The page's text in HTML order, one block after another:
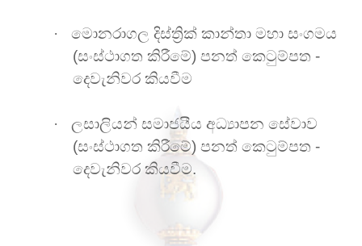
·
මොනරාගල දිස්ත්‍රික් කාන්තා මහා සංගමය
(සංස්ථාගත කිරීමේ) පනත් කෙටුම්පත -
දෙවැනිවර කියවීම
·
ලසාලියන් සමාජයීය අධ්‍යාපන සේවාව
(සංස්ථාගත කිරීමේ) පනත් කෙටුම්පත -
දෙවැනිවර කියවීම.